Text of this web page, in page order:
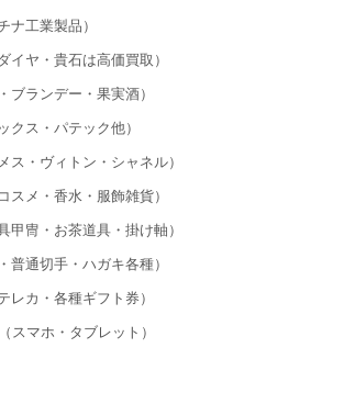
ナ工業製品）
ダイヤ・貴石は高価買取）
ブランデー・果実酒）
クス・パテック他）
ス・ヴィトン・シャネル）
スメ・香水・服飾雑貨）
甲冑・お茶道具・掛け軸）
普通切手・ハガキ各種）
レカ・各種ギフト券）
スマホ・タブレット）